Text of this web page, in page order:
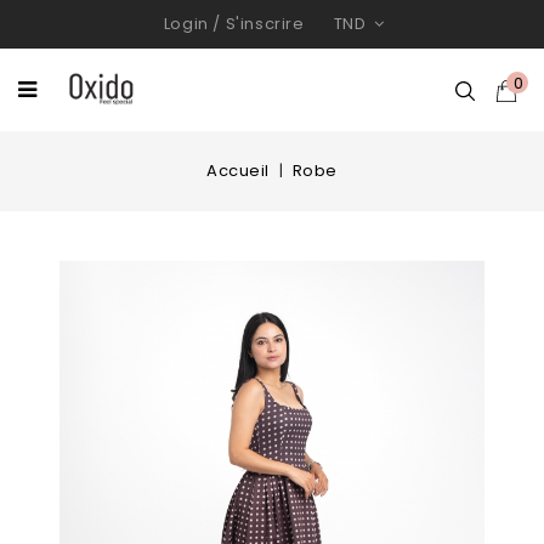
Login / S'inscrire TND
0
Accueil Robe